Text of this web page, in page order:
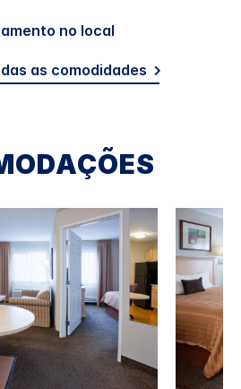
no local
as comodidades